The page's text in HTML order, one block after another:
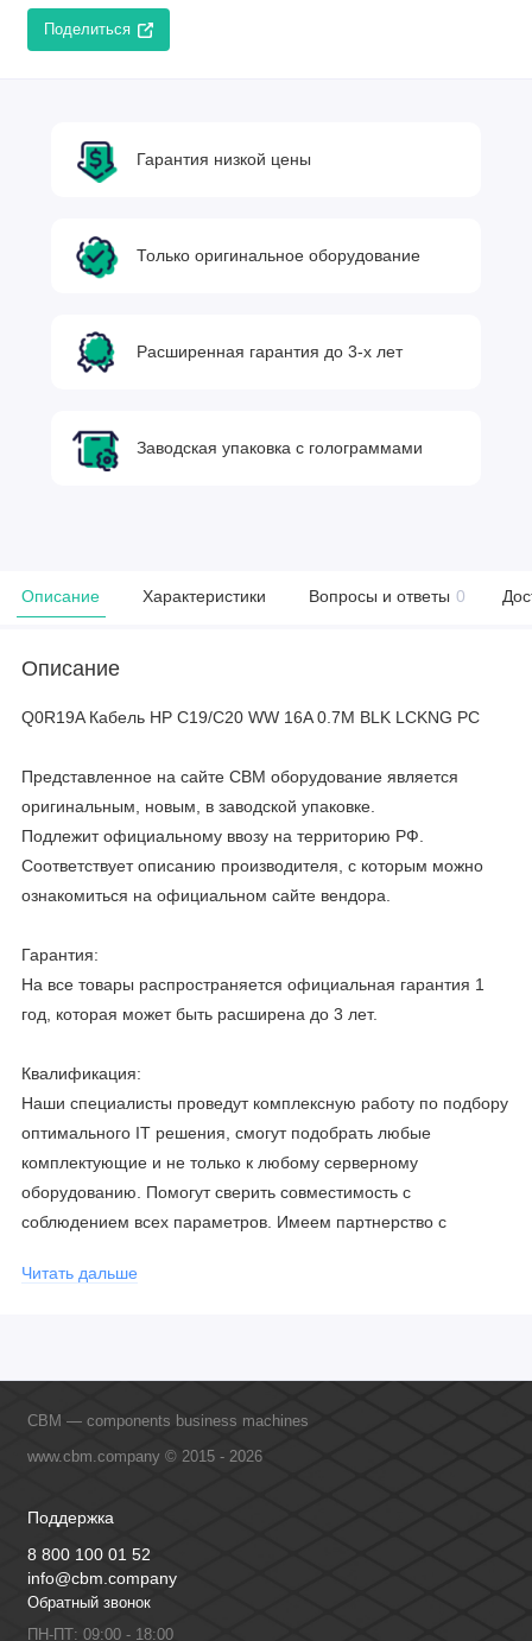
Поделиться
Гарантия низкой цены
Только оригинальное оборудование
Расширенная гарантия до 3-х лет
Заводская упаковка с голограммами
Описание Характеристики Вопросы и ответы 0
Описание
Q0R19A Кабель HP C19/C20 WW 16A 0.7M BLK LCKNG PC
Представленное на сайте CBM оборудование является
оригинальным, новым, в заводской упаковке.
Подлежит официальному ввозу на территорию РФ.
Соответствует описанию производителя, с которым можно
ознакомиться на официальном сайте вендора.
Гарантия:
На все товары распространяется официальная гарантия 1
год, которая может быть расширена до 3 лет.
Квалификация:
Наши специалисты проведут комплексную работу по подбору
оптимального IT решения, смогут подобрать любые
комплектующие и не только к любому серверному
оборудованию. Помогут сверить совместимость с
соблюдением всех параметров. Имеем партнерство с
обучение сотрудников, что позволяет исключить ошибки даже
Читать дальше
CBM — components business machines
www.cbm.company © 2015 - 2026
Поддержка
8 800 100 01 52
info@cbm.company
Обратный звонок
ПН-ПТ: 09:00 - 18:00